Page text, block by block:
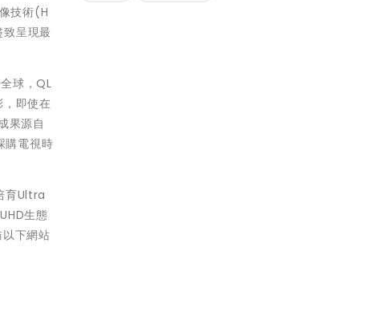
技術(H
呈現最
球，QL
即使在
果源自
購電視時
育Ultra
生態
下網站